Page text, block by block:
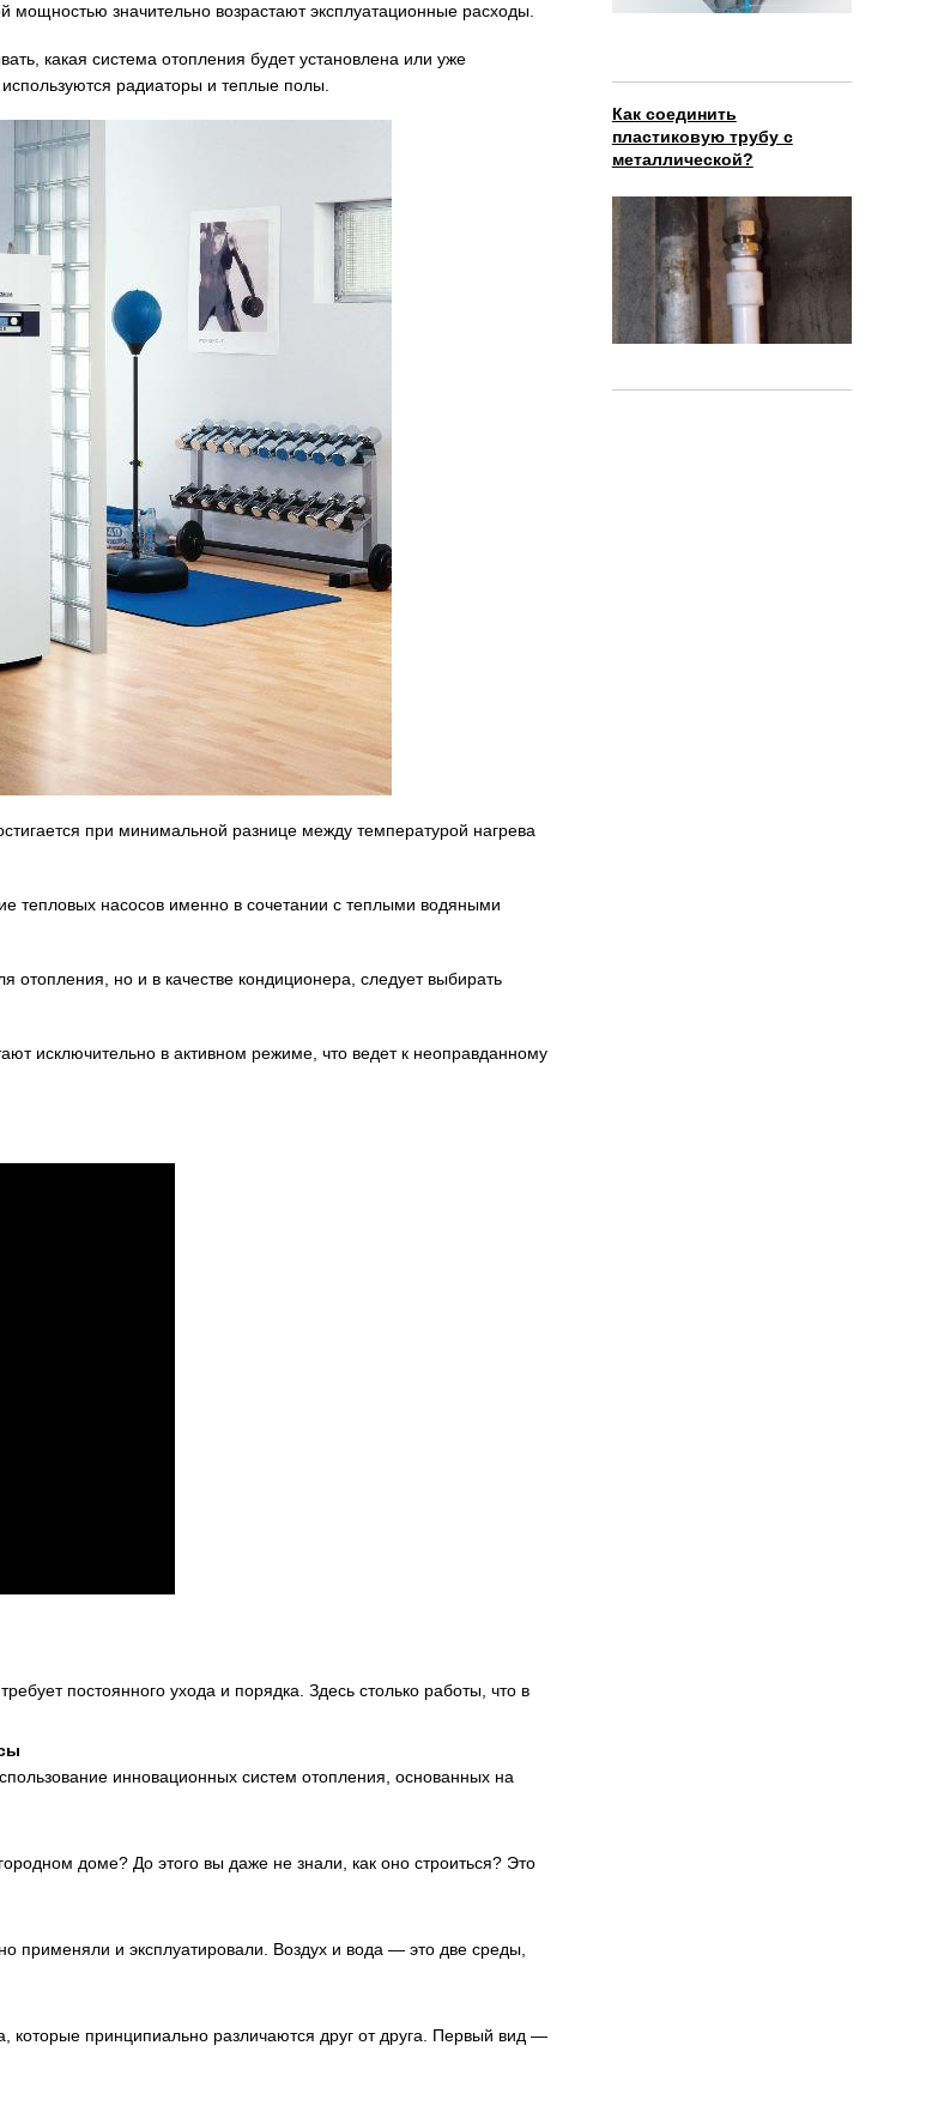
Как соединить
пластиковую трубу с
металлической?
мощностью значительно возрастают эксплуатационные расходы.
какая система отопления будет установлена или уже
радиаторы и теплые полы.
при минимальной разнице между температурой нагрева
тепловых насосов именно в сочетании с теплыми водяными
отопления, но и в качестве кондиционера, следует выбирать
исключительно в активном режиме, что ведет к неоправданному
постоянного ухода и порядка. Здесь столько работы, что в
инновационных систем отопления, основанных на
доме? До этого вы даже не знали, как оно строиться? Это
применяли и эксплуатировали. Воздух и вода — это две среды,
принципиально различаются друг от друга. Первый вид —